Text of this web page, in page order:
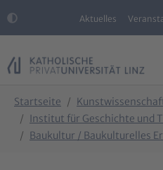
Aktuelles
Startseite
Institut für Geschichte und
Baukultur / Baukulturelles